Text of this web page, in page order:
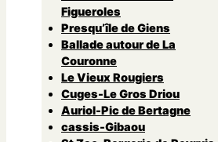
Figueroles
Presqu’île de Giens
Ballade autour de La
Couronne
Le Vieux Rougiers
Cuges-Le Gros Driou
Auriol-Pic de Bertagne
cassis-Gibaou